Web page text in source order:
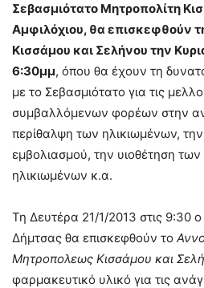
Σεβασμιότατο Μητροπολίτη
Αμφιλόχιου, θα επισκεφθούν
Κισσάμου και Σελήνου την
6:30μμ, όπου θα έχουν τη
με το Σεβασμιότατο για τις
συμβαλλόμενων φορέων στην
περίθαλψη των ηλικιωμένων,
εμβολιασμού, την υιοθέτηση
ηλικιωμένων κ.α.
Τη Δευτέρα 21/1/2013 στις 9:30
Δήμτσας θα επισκεφθούν το
Μητροπολεως Κισσάμου και
φαρμακευτικό υλικό για τις